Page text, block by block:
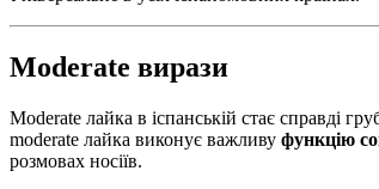
Moderate вирази
Moderate лайка в іспанській стає справді
moderate лайка виконує важливу функцію
розмовах носіїв.